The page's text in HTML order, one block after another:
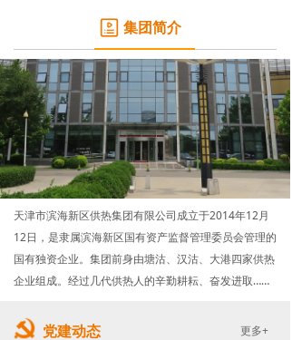
企业理念
职工文苑
精彩聚焦
企业视频
信息公开
集团简介
天津市滨海新区供热集团有限公司成立于2014年12月
12日，是隶属滨海新区国有资产监督管理委员会管理的
国有独资企业。 集团前身由塘沽、汉沽、大港四家供热
企业组成。经过几代供热人的辛勤耕耘、奋发进取……
党建动态 更多+
明察暗访，精准发力抓实节日监督、从严从实整治作风